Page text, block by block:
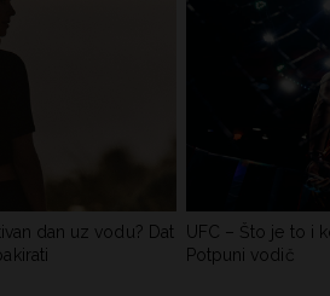
dan uz vodu? Dat
UFC – Što je to i
Potpuni vodič